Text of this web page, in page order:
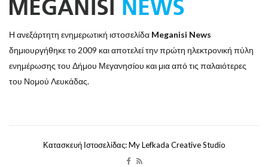
Η ανεξάρτητη ενημερωτική ιστοσελίδα Meganisi News
δημιουργήθηκε το 2009 και αποτελεί την πρώτη ηλεκτρονική πύλη
ενημέρωσης του Δήμου Μεγανησίου και μια από τις παλαιότερες
του Νομού Λευκάδας.
Κατασκευή Ιστοσελίδας: My Lefkada Creative Studio